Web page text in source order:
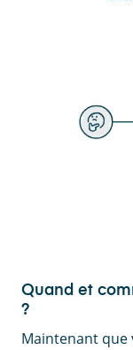
Quand et
?
Maintenant que